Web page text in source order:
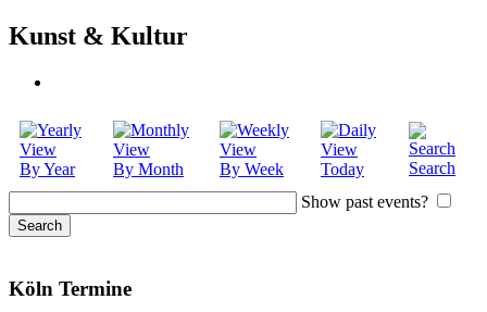
Kunst & Kultur
By Year By Month By Week Today
Search
Show past events?
Köln Termine